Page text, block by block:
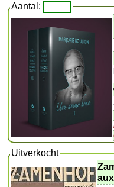
Aantal:
Uitverkocht